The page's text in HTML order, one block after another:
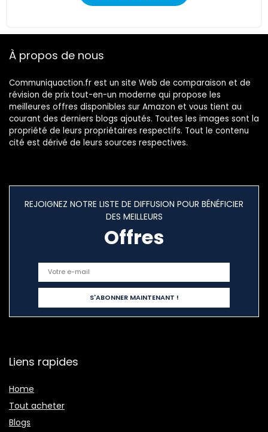
À propos de nous
Communiquaction.fr est un site Web de comparaison et de
révision de prix tout-en-un moderne qui propose les
meilleures offres disponibles sur Amazon et vous tient au
courant des derniers blogs ajoutés. Toutes les images sont la
propriété de leurs propriétaires respectifs. Tout le contenu
cité est dérivé de leurs sources respectives.
REJOIGNEZ NOTRE LISTE DE DIFFUSION POUR BÉNÉFICIER
DES MEILLEURS
Offres
Liens rapides
Home
Tout acheter
Blogs